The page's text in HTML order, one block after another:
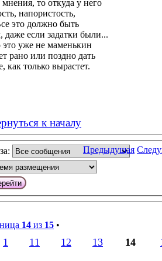
то откуда у него
напористость,
это должно быть
даже если задатки были...
это уже не маменькин
рано или поздно дать
как только вырастет.
к началу
Предыдущая
14 из 15 •
1 11 12 13 14